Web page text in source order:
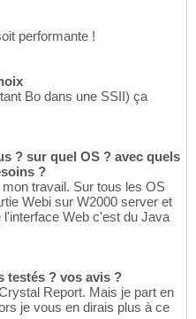
performante !
Bo dans une SSII) ça
? sur quel OS ? avec quels
?
travail. Sur tous les OS
Webi sur W2000 server et
Web c'est du Java
testés ? vos avis ?
Report. Mais je part en
je vous en dirais plus à ce